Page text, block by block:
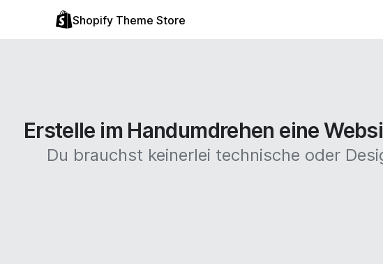
Shopify Theme Store
Erstelle im Handumdrehen eine
Du brauchst keinerlei technische oder